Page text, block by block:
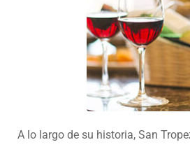
A lo largo de su historia, San